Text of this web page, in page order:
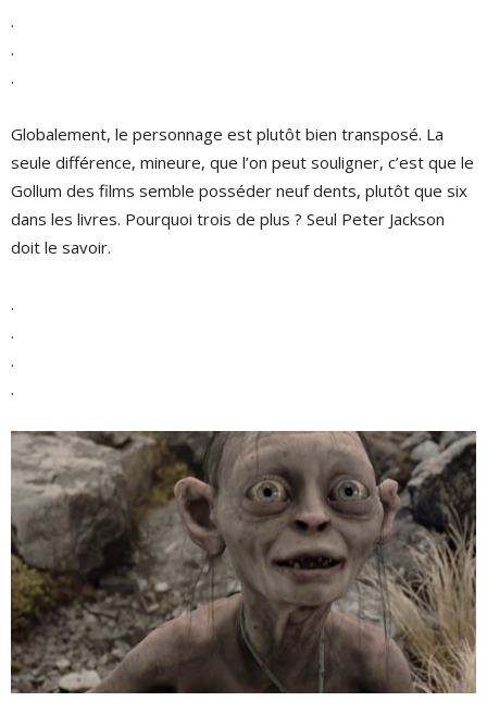
.
.
.
Globalement, le personnage est plutôt bien transposé. La
seule différence, mineure, que l’on peut souligner, c’est que le
Gollum des films semble posséder neuf dents, plutôt que six
dans les livres. Pourquoi trois de plus ? Seul Peter Jackson
doit le savoir.
.
.
.
.